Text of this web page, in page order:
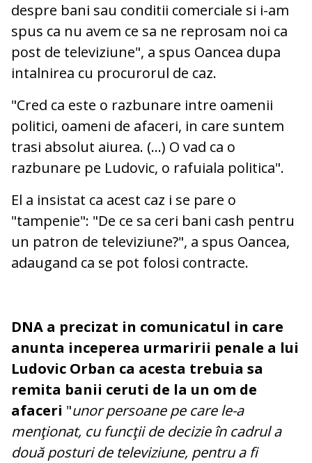
despre bani sau conditii comerciale si i-am
spus ca nu avem ce sa ne reprosam noi ca
post de televiziune", a spus Oancea dupa
intalnirea cu procurorul de caz.
"Cred ca este o razbunare intre oamenii
politici, oameni de afaceri, in care suntem
trasi absolut aiurea. (...) O vad ca o
razbunare pe Ludovic, o rafuiala politica".
El a insistat ca acest caz i se pare o
"tampenie": "De ce sa ceri bani cash pentru
un patron de televiziune?", a spus Oancea,
adaugand ca se pot folosi contracte.
DNA a precizat in comunicatul in care
anunta inceperea urmaririi penale a lui
Ludovic Orban ca acesta trebuia sa
remita banii ceruti de la un om de
afaceri "unor persoane pe care le-a
menţionat, cu funcţii de decizie în cadrul a
două posturi de televiziune, pentru a fi